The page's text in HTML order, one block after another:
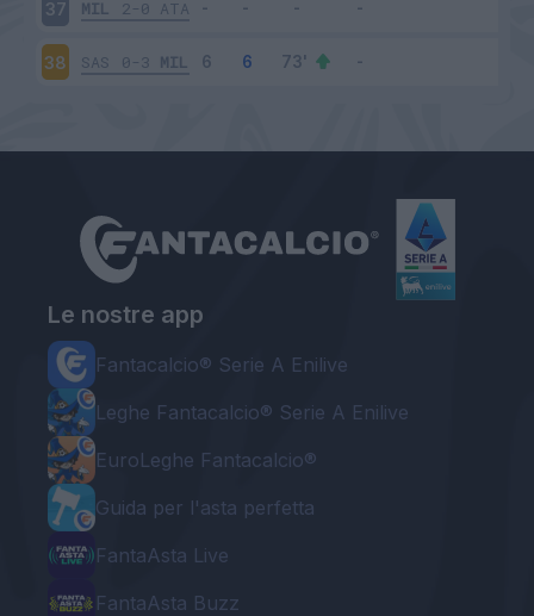
37 MIL 2-0 ATA
38 SAS 0-3 MIL
Le nostre app
Fantacalcio® Serie A Enilive
Leghe Fantacalcio® Serie A Enilive
EuroLeghe Fantacalcio®
Guida per l'asta perfetta
FantaAsta Live
FantaAsta Buzz